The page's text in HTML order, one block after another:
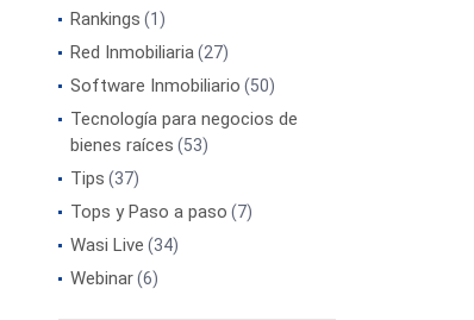
Rankings (1)
Red Inmobiliaria(27)
Software Inmobiliario (50)
Tecnología para negocios de
bienes raíces (53)
Tips (37)
Tops y Paso a paso (7)
Wasi Live (34)
Webinar(6)